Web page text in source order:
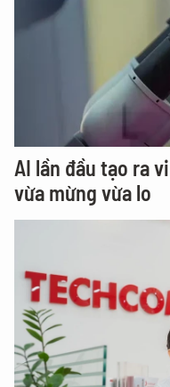
AI lần đầu tạo ra
vừa mừng vừa lo